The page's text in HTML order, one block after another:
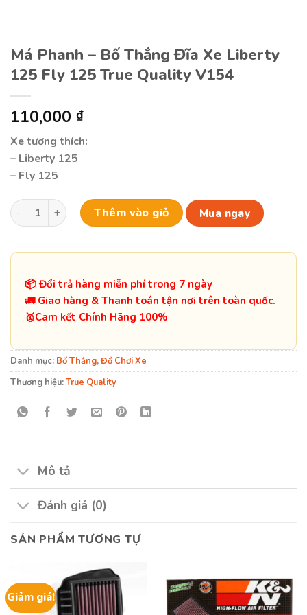
Má Phanh – Bố Thắng Đĩa Xe Liberty
125 Fly 125 True Quality V154
110,000 ₫
Xe tương thích:
– Liberty 125
– Fly 125
Má Phanh - Bố Thắng Đĩa Xe Liberty 125 Fly 125 True
Thêm vào giỏ Mua ngay
📦 Đổi trả hàng miễn phí trong 7 ngày
🚛 Giao hàng & Thanh toán tận nơi trên toàn quốc.
️🥇Cam kết Chính Hãng 100%
Danh mục: Bố Thắng,Đồ Chơi Xe
Thương hiệu:True Quality
Mô tả
Đánh giá (0)
SẢN PHẨM TƯƠNG TỰ
Giảm giá!